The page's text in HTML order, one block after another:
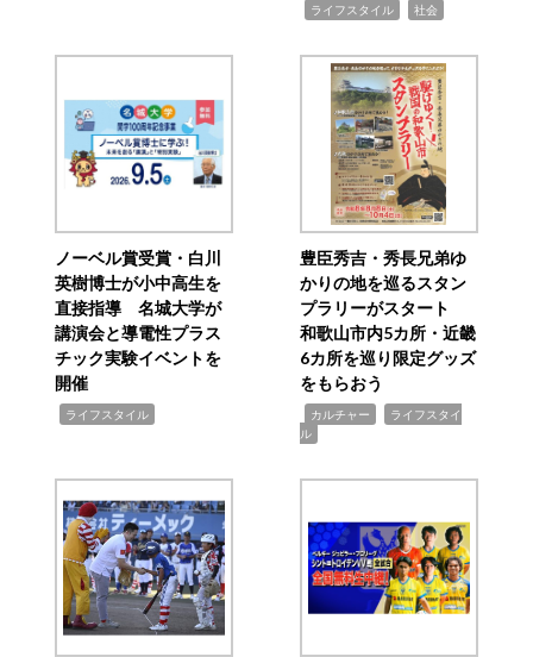
ライフスタイル 社会
ノーベル賞受賞・白川
英樹博士が小中高生を
直接指導 名城大学が
講演会と導電性プラス
チック実験イベントを
開催
ライフスタイル
豊臣秀吉・秀長兄弟ゆ
かりの地を巡るスタン
プラリーがスタート
和歌山市内5カ所・近畿
6カ所を巡り限定グッズ
をもらおう
カルチャー
ライフスタイ
ル